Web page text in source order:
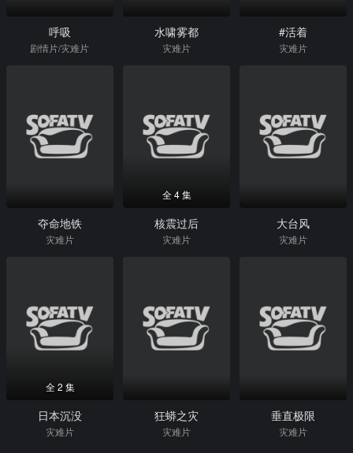
呼吸
剧情片/灾难片
水啸雾都
灾难片
#活着
灾难片
夺命地铁
灾难片
全 4 集
核震过后
灾难片
大台风
灾难片
全 2 集
日本沉没
灾难片
狂蟒之灾
灾难片
垂直极限
灾难片